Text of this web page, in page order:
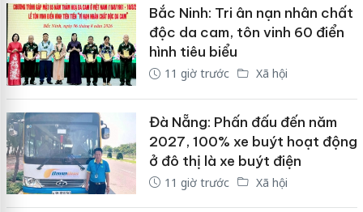
Bắc Ninh: Tri ân nạn nhân chất
độc da cam, tôn vinh 60 điển
hình tiêu biểu
11 giờ trước Xã hội
Đà Nẵng: Phấn đấu đến năm
2027, 100% xe buýt hoạt động
ở đô thị là xe buýt điện
11 giờ trước Xã hội